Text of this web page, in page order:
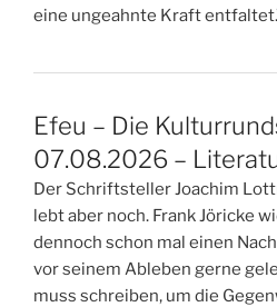
eine ungeahnte Kraft
Efeu – Die
07.08.2026 –
Der Schriftsteller Joachim
lebt aber noch. Frank Jöricke
dennoch schon mal einen
vor seinem Ableben gerne
muss schreiben, um die